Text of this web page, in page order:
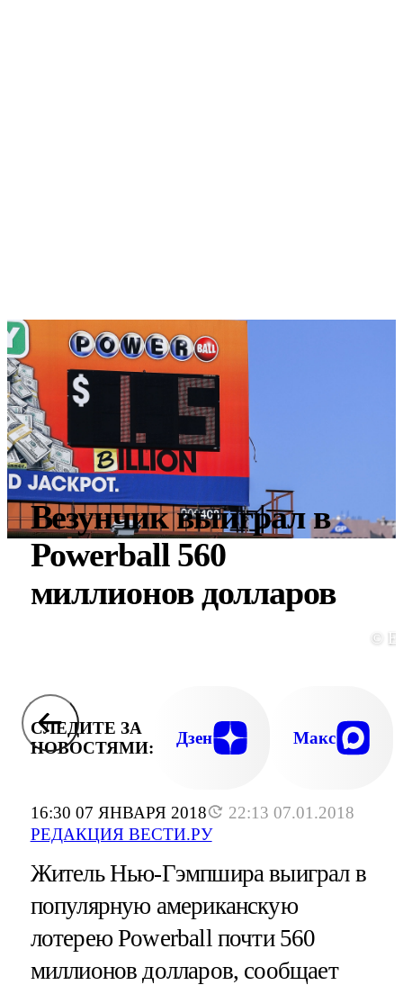
16:30 07 ЯНВАРЯ 2018
22:13 07.01.2018
РЕДАКЦИЯ ВЕСТИ.РУ
Везунчик выиграл в
Powerball 560
миллионов долларов
©
СЛЕДИТЕ ЗА
НОВОСТЯМИ:
Дзен Макс
Житель Нью-Гэмпшира выиграл в
популярную американскую
лотерею Powerball почти 560
миллионов долларов, сообщает